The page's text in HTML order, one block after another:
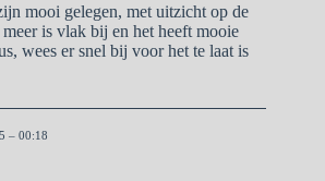
mooi gelegen, met uitzicht op de
is vlak bij en het heeft mooie
wees er snel bij voor het te laat is
– 00:18